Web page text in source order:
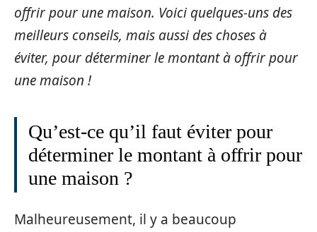
offrir pour une maison. Voici quelques-uns des
meilleurs conseils, mais aussi des choses à
éviter, pour déterminer le montant à offrir pour
une maison !
Qu’est-ce qu’il faut éviter pour
déterminer le montant à offrir pour
une maison ?
Malheureusement, il y a beaucoup